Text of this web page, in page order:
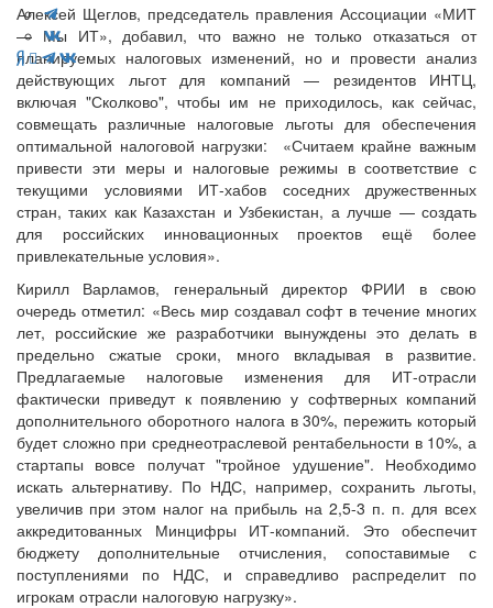
Алексей Щеглов, председатель правления Ассоциации «МИТ
— Мы ИТ», добавил, что важно не только отказаться от
планируемых налоговых изменений, но и провести анализ
действующих льгот для компаний — резидентов ИНТЦ,
включая "Сколково", чтобы им не приходилось, как сейчас,
совмещать различные налоговые льготы для обеспечения
оптимальной налоговой нагрузки: «Считаем крайне важным
привести эти меры и налоговые режимы в соответствие с
текущими условиями ИТ-хабов соседних дружественных
стран, таких как Казахстан и Узбекистан, а лучше — создать
для российских инновационных проектов ещё более
привлекательные условия».
Кирилл Варламов, генеральный директор ФРИИ в свою
очередь отметил: «Весь мир создавал софт в течение многих
лет, российские же разработчики вынуждены это делать в
предельно сжатые сроки, много вкладывая в развитие.
Предлагаемые налоговые изменения для ИТ-отрасли
фактически приведут к появлению у софтверных компаний
дополнительного оборотного налога в 30%, пережить который
будет сложно при среднеотраслевой рентабельности в 10%, а
стартапы вовсе получат "тройное удушение". Необходимо
искать альтернативу. По НДС, например, сохранить льготы,
увеличив при этом налог на прибыль на 2,5-3 п. п. для всех
аккредитованных Минцифры ИТ-компаний. Это обеспечит
бюджету дополнительные отчисления, сопоставимые с
поступлениями по НДС, и справедливо распределит по
игрокам отрасли налоговую нагрузку».